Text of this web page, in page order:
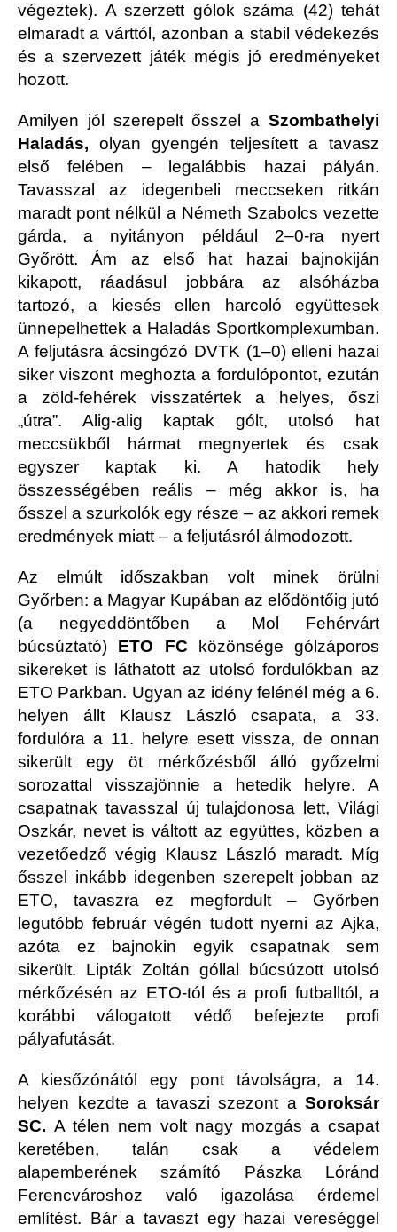
végeztek). A szerzett gólok száma (42) tehát
elmaradt a várttól, azonban a stabil védekezés
és a szervezett játék mégis jó eredményeket
hozott.
Amilyen jól szerepelt ősszel a Szombathelyi
Haladás, olyan gyengén teljesített a tavasz
első felében – legalábbis hazai pályán.
Tavasszal az idegenbeli meccseken ritkán
maradt pont nélkül a Németh Szabolcs vezette
gárda, a nyitányon például 2–0-ra nyert
Győrött. Ám az első hat hazai bajnokiján
kikapott, ráadásul jobbára az alsóházba
tartozó, a kiesés ellen harcoló együttesek
ünnepelhettek a Haladás Sportkomplexumban.
A feljutásra ácsingózó DVTK (1–0) elleni hazai
siker viszont meghozta a fordulópontot, ezután
a zöld-fehérek visszatértek a helyes, őszi
„útra”. Alig-alig kaptak gólt, utolsó hat
meccsükből hármat megnyertek és csak
egyszer kaptak ki. A hatodik hely
összességében reális – még akkor is, ha
ősszel a szurkolók egy része – az akkori remek
eredmények miatt – a feljutásról álmodozott.
Az elmúlt időszakban volt minek örülni
Győrben: a Magyar Kupában az elődöntőig jutó
(a negyeddöntőben a Mol Fehérvárt
búcsúztató) ETO FC közönsége gólzáporos
sikereket is láthatott az utolsó fordulókban az
ETO Parkban. Ugyan az idény felénél még a 6.
helyen állt Klausz László csapata, a 33.
fordulóra a 11. helyre esett vissza, de onnan
sikerült egy öt mérkőzésből álló győzelmi
sorozattal visszajönnie a hetedik helyre. A
csapatnak tavasszal új tulajdonosa lett, Világi
Oszkár, nevet is váltott az együttes, közben a
vezetőedző végig Klausz László maradt. Míg
ősszel inkább idegenben szerepelt jobban az
ETO, tavaszra ez megfordult – Győrben
legutóbb február végén tudott nyerni az Ajka,
azóta ez bajnokin egyik csapatnak sem
sikerült. Lipták Zoltán góllal búcsúzott utolsó
mérkőzésén az ETO-tól és a profi futballtól, a
korábbi válogatott védő befejezte profi
pályafutását.
A kiesőzónától egy pont távolságra, a 14.
helyen kezdte a tavaszi szezont a Soroksár
SC. A télen nem volt nagy mozgás a csapat
keretében, talán csak a védelem
alapemberének számító Pászka Lóránd
Ferencvároshoz való igazolása érdemel
említést. Bár a tavaszt egy hazai vereséggel